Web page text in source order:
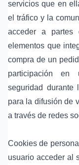
servicios que en
el tráfico y la
acceder a partes
elementos que
compra de un
participación en
seguridad durante
para la difusión de
a través de redes
Cookies de
usuario acceder al